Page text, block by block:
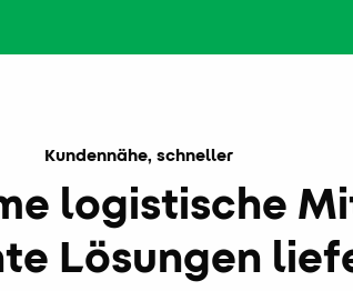
Kundennähe, schneller
logistische
Lösungen